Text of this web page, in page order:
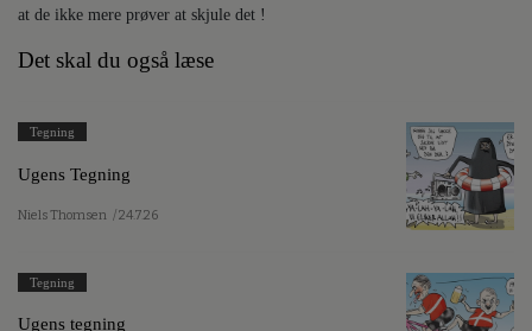
at de ikke mere prøver at skjule det !
Det skal du også læse
Tegning
Ugens Tegning
Niels Thomsen / 24.7.26
Tegning
Ugens tegning